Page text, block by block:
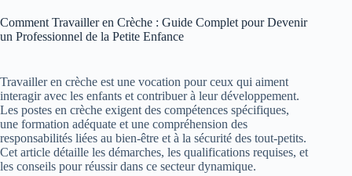
Comment Travailler en Crèche : Guide Complet pour Devenir
un Professionnel de la Petite Enfance
Travailler en crèche est une vocation pour ceux qui aiment
interagir avec les enfants et contribuer à leur développement.
Les postes en crèche exigent des compétences spécifiques,
une formation adéquate et une compréhension des
responsabilités liées au bien-être et à la sécurité des tout-petits.
Cet article détaille les démarches, les qualifications requises, et
les conseils pour réussir dans ce secteur dynamique.